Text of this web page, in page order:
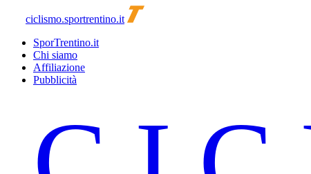
ciclismo.sportrentino.it
SporTrentino.it
Chi siamo
Affiliazione
Pubblicità